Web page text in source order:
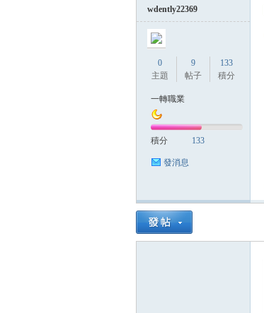
wdently22369
0
主題
9
帖子
133
積分
一轉職業
積分 133
發消息